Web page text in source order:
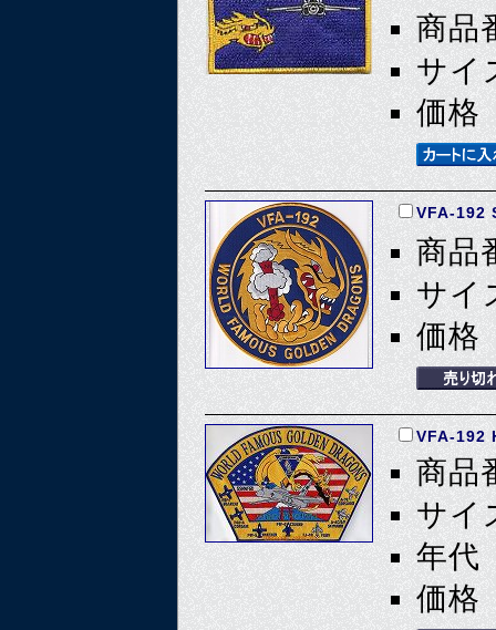
商品
サイ
価格
VFA-192
商品
サイ
価格
VFA-192
商品
サイ
年代
価格